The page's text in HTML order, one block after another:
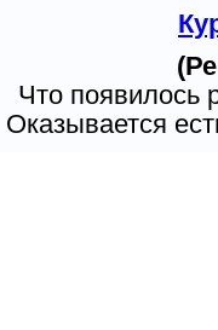
Что появилось
Оказывается